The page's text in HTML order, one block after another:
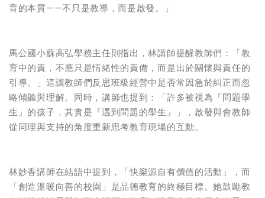
育的本質——不只是教導，而是啟發。」
馬公國小蘇高弘學務主任則指出，林講師提醒教師們：「教
育中的責，不應只是情緒性的責備，而是出於關懷與責任的
引導。」這讓教師們反思班級經營中是否常因急於糾正而忽
略傾聽與理解。同時，講師也提到：「許多被視為『問題學
生』的孩子，其實是『遇到問題的學生』」，啟發與會教師
從同理與支持的角度重新思考教育現場的互動。
林妙香講師在結語中提到，「快樂源自有價值的活動」，而
「創造溫暖向善的校園」是品德教育的終極目標。她鼓勵教